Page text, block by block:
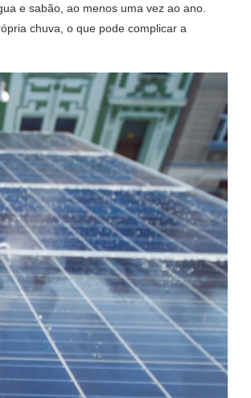
e sabão, ao menos uma vez ao ano.
chuva, o que pode complicar a